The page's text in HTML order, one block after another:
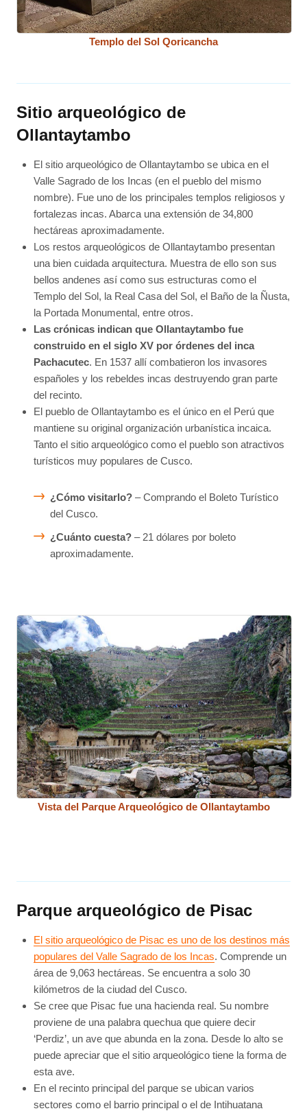
Templo del Sol Qoricancha
Sitio arqueológico de
Ollantaytambo
El sitio arqueológico de Ollantaytambo se ubica en el
Valle Sagrado de los Incas (en el pueblo del mismo
nombre). Fue uno de los principales templos religiosos y
fortalezas incas. Abarca una extensión de 34,800
hectáreas aproximadamente.
Los restos arqueológicos de Ollantaytambo presentan
una bien cuidada arquitectura. Muestra de ello son sus
bellos andenes así como sus estructuras como el
Templo del Sol, la Real Casa del Sol, el Baño de la Ñusta,
la Portada Monumental, entre otros.
Las crónicas indican que Ollantaytambo fue
construido en el siglo XV por órdenes del inca
Pachacutec. En 1537 allí combatieron los invasores
españoles y los rebeldes incas destruyendo gran parte
del recinto.
El pueblo de Ollantaytambo es el único en el Perú que
mantiene su original organización urbanística incaica.
Tanto el sitio arqueológico como el pueblo son atractivos
turísticos muy populares de Cusco.
¿Cómo visitarlo? – Comprando el Boleto Turístico
del Cusco.
¿Cuánto cuesta? – 21 dólares por boleto
aproximadamente.
Vista del Parque Arqueológico de Ollantaytambo
Parque arqueológico de Pisac
El sitio arqueológico de Pisac es uno de los destinos más
populares del Valle Sagrado de los Incas. Comprende un
área de 9,063 hectáreas. Se encuentra a solo 30
kilómetros de la ciudad del Cusco.
Se cree que Pisac fue una hacienda real. Su nombre
proviene de una palabra quechua que quiere decir
‘Perdiz’, un ave que abunda en la zona. Desde lo alto se
puede apreciar que el sitio arqueológico tiene la forma de
esta ave.
En el recinto principal del parque se ubican varios
sectores como el barrio principal o el de Intihuatana